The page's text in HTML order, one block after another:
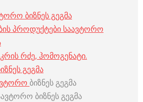
ბიზნეს გეგმა
პროდუქტები საავტორო
რძე, ჰომოგენატი.
გეგმა
ბიზნეს გეგმა
ბიზნეს გეგმა